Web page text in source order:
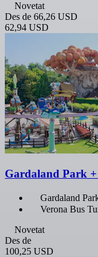
Novetat
Des de 66,26 USD
62,94 USD
Gardaland Park
Gardaland
Verona Bus
Novetat
Des de
100,25 USD